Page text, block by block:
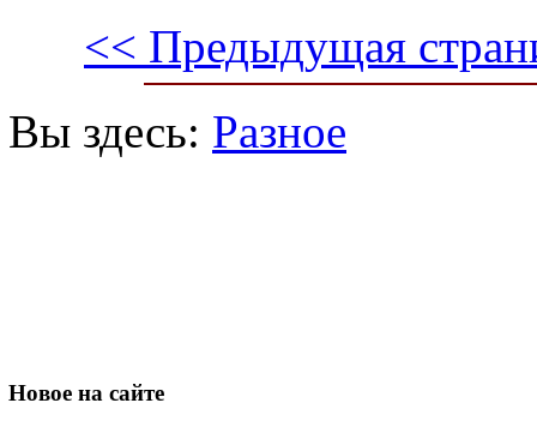
<< Предыдущая
Вы здесь: Разное
Новое на сайте